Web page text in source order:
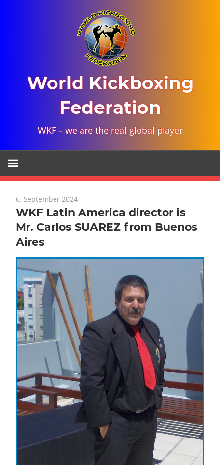
World Kickboxing
Federation
WKF – we are the real global player
6. September 2024
WKF Latin America director is
Mr. Carlos SUAREZ from Buenos
Aires